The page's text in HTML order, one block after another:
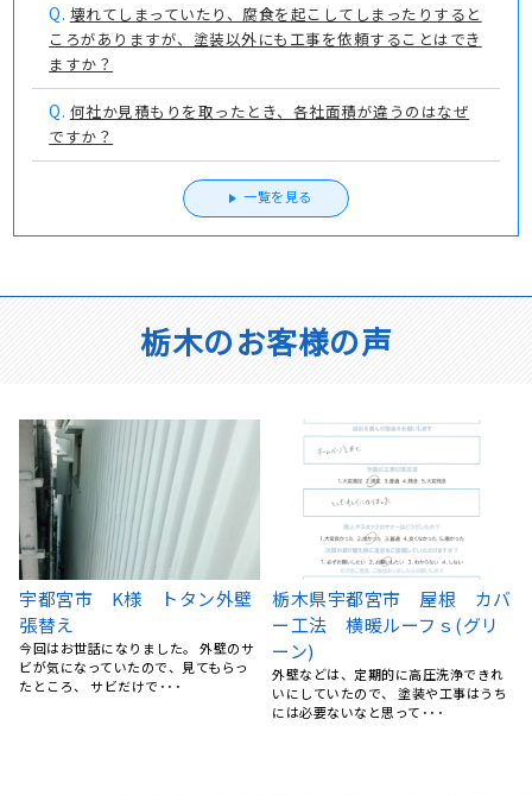
Q. 壊れてしまっていたり、腐食を起こしてしまったりすると
ころがありますが、塗装以外にも工事を依頼することはでき
ますか？
Q. 何社か見積もりを取ったとき、各社面積が違うのはなぜ
ですか？
一覧を見る
栃木のお客様の声
屋根葺き替え工事 宇都宮市
M様邸
屋根のサビや変色が随分前から気にな
っていましたが、なかなか重い腰が上
ベランダFRP防水工事、屋根
カバー工事、外壁塗装、庇補
修工事 栃木県宇都宮市 K
様
15年前にマイホームを購入してから、